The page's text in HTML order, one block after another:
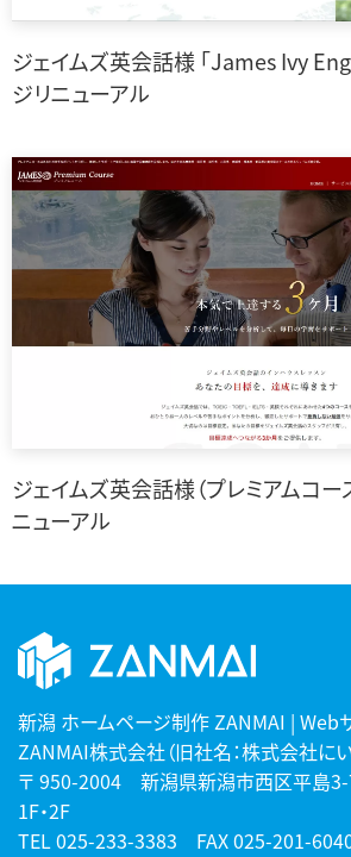
ジェイムズ英会話様 「James Ivy
ジリニューアル
ジェイムズ英会話様（プレミアムコー
ニューアル
新潟 ホームページ制作 ZANMAI | Web
ZANMAI株式会社（旧社名：株式会社に
〒 950-2004 新潟県新潟市西区平島3-
1F・2F
TEL025-233-3383 FAX 025-201-